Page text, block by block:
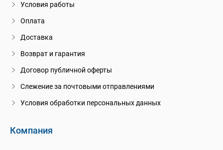
Условия работы
Оплата
Доставка
Возврат и гарантия
Договор публичной оферты
Слежение за почтовыми отправлениями
Условия обработки персональных данных
Компания